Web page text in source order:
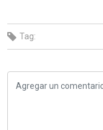
Tag: